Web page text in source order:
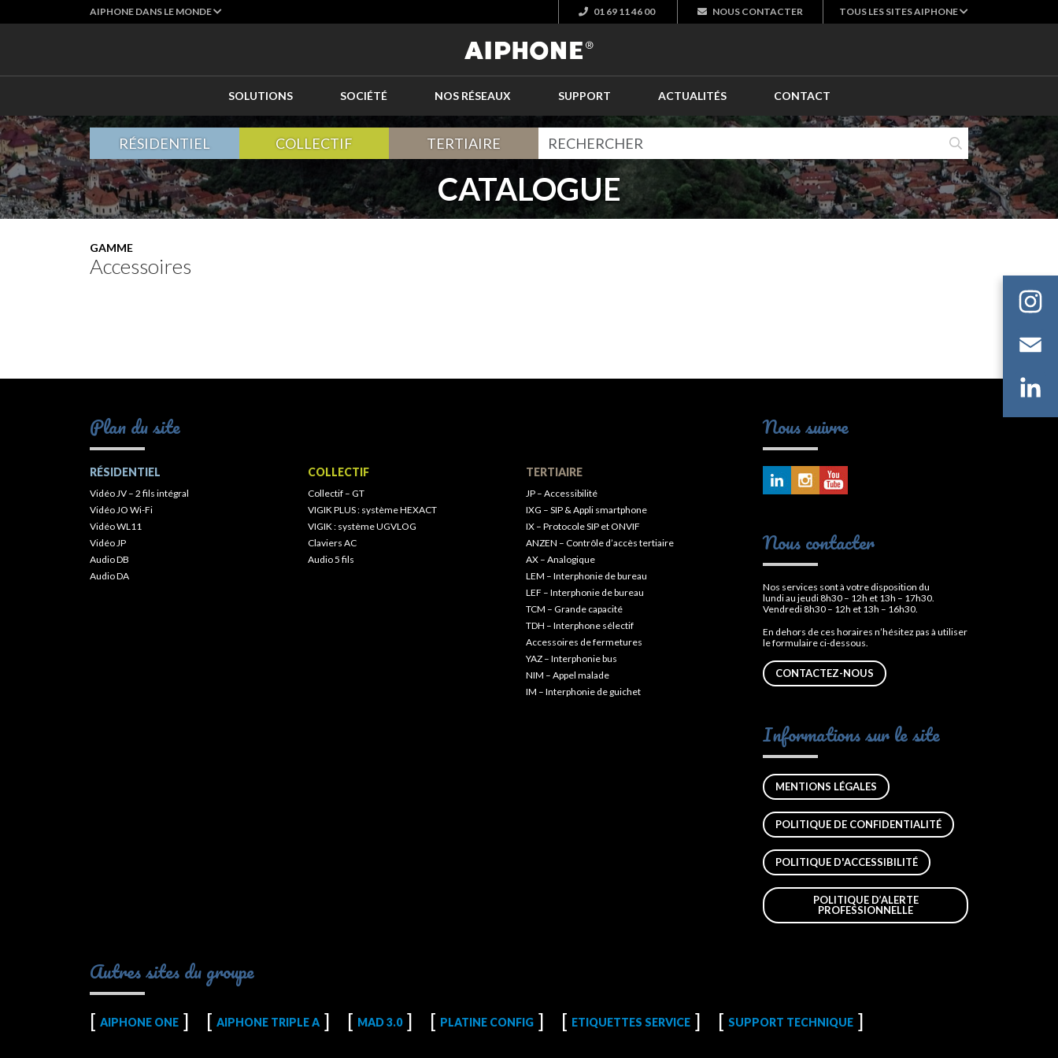
AIPHONE DANS LE MONDE 01 69 11 46 00 NOUS CONTACTER TOUS LES SITES AIPHONE
SOLUTIONS SOCIÉTÉ NOS RÉSEAUX SUPPORT ACTUALITÉS CONTACT
RÉSIDENTIEL COLLECTIF TERTIAIRE
CATALOGUE
GAMME
Accessoires
Plan du site
RÉSIDENTIEL
Vidéo JV – 2 fils intégral
Vidéo JO Wi-Fi
Vidéo WL11
Vidéo JP
Audio DB
Audio DA
COLLECTIF
Collectif – GT
VIGIK PLUS : système HEXACT
VIGIK : système UGVLOG
Claviers AC
Audio 5 fils
TERTIAIRE
JP – Accessibilité
IXG – SIP & Appli smartphone
IX – Protocole SIP et ONVIF
ANZEN – Contrôle d’accès tertiaire
AX – Analogique
LEM – Interphonie de bureau
LEF – Interphonie de bureau
TCM – Grande capacité
TDH – Interphone sélectif
Accessoires de fermetures
YAZ – Interphonie bus
NIM – Appel malade
IM – Interphonie de guichet
Nous suivre
Nous contacter
Nos services sont à votre disposition du
lundi au jeudi 8h30 – 12h et 13h – 17h30.
Vendredi 8h30 – 12h et 13h – 16h30.
En dehors de ces horaires n’hésitez pas à utiliser
le formulaire ci-dessous.
CONTACTEZ-NOUS
Informations sur le site
MENTIONS LÉGALES
POLITIQUE DE CONFIDENTIALITÉ
POLITIQUE D'ACCESSIBILITÉ
POLITIQUE D’ALERTE
PROFESSIONNELLE
Autres sites du groupe
AIPHONE ONE AIPHONE TRIPLE A MAD 3.0 PLATINE CONFIG ETIQUETTES SERVICE SUPPORT TECHNIQUE